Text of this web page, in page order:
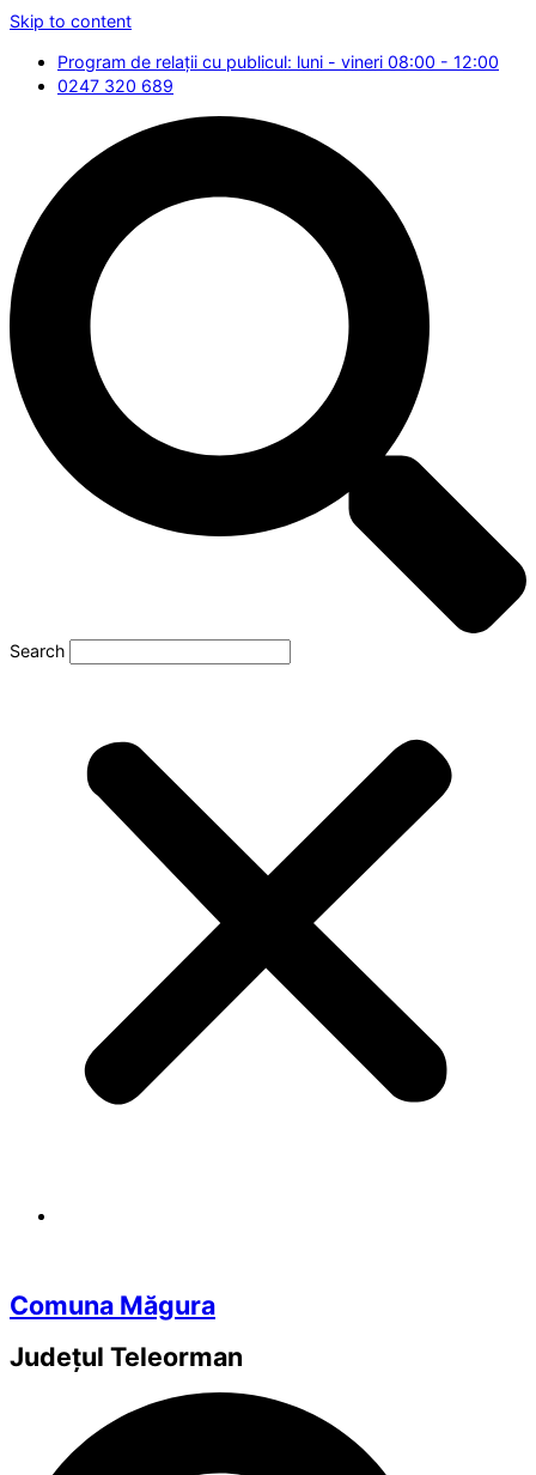
Skip to content
Program de relații cu publicul: luni - vineri 08:00 - 12:00
0247 320 689
Search
Comuna Măgura
Județul Teleorman